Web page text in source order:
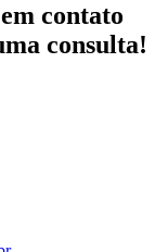
contato
consulta!